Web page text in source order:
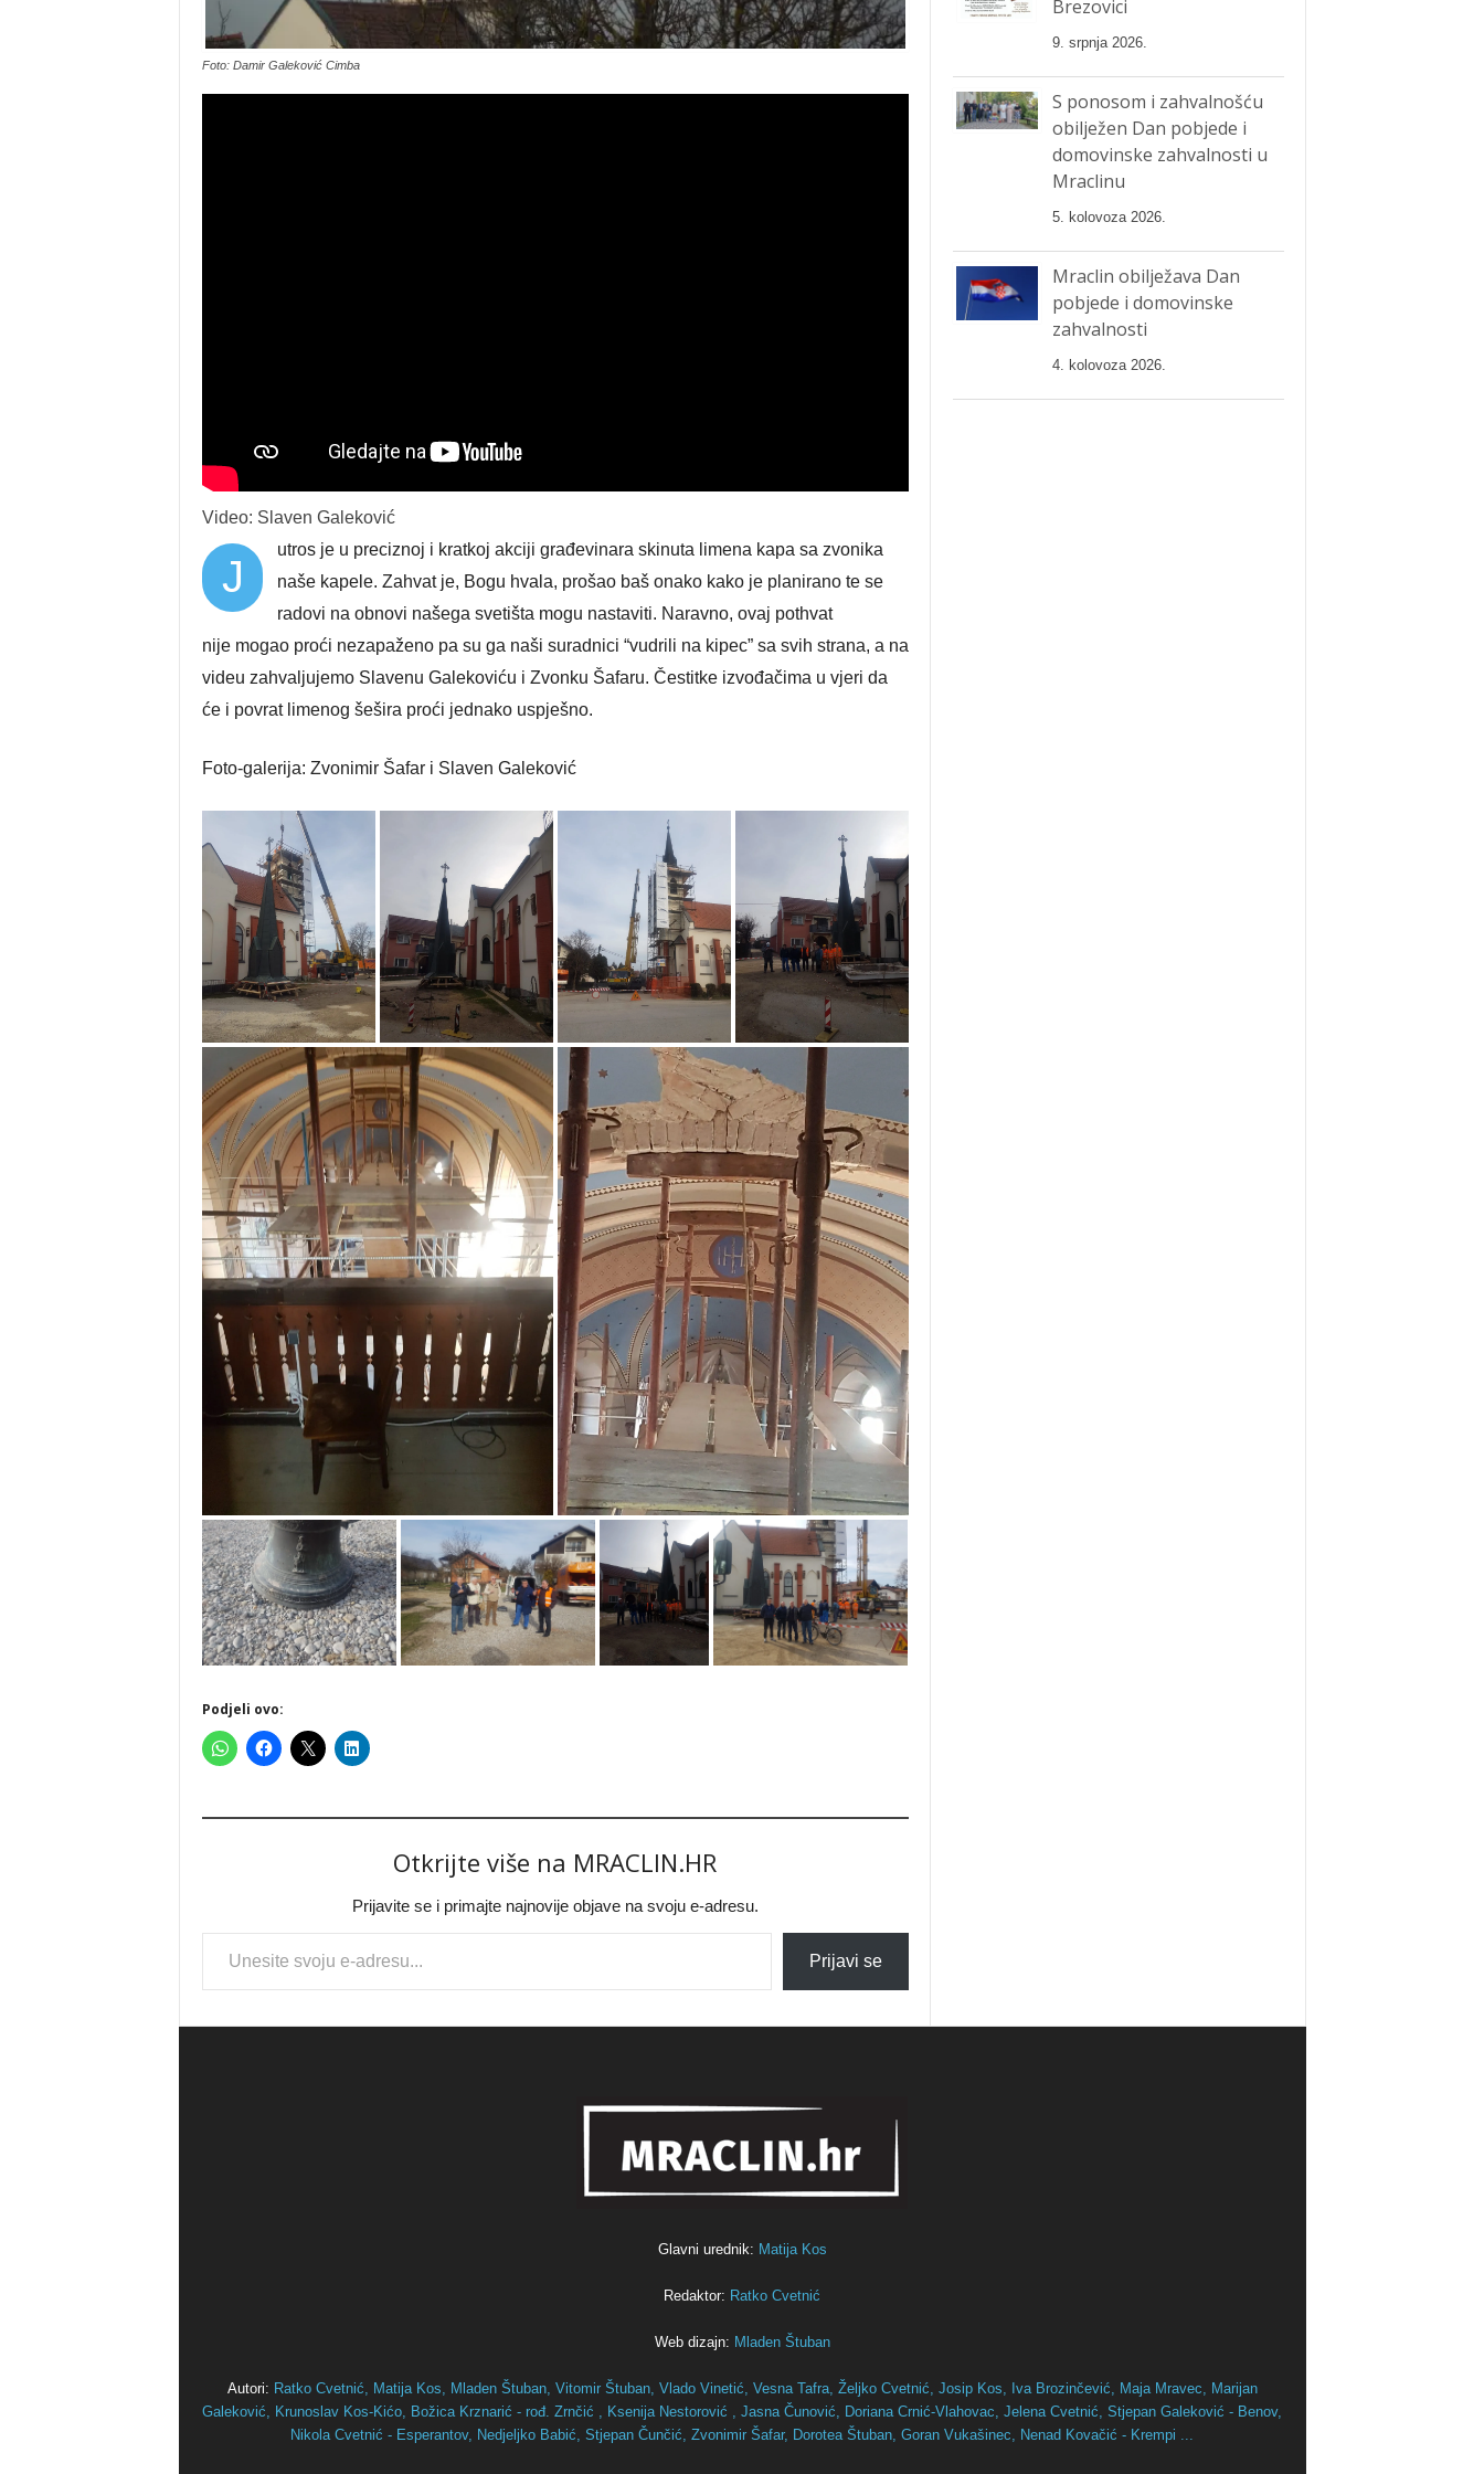
Foto: Damir Galeković Cimba
Video: Slaven Galeković
J
utros je u preciznoj i kratkoj akciji građevinara skinuta limena kapa sa zvonika
naše kapele. Zahvat je, Bogu hvala, prošao baš onako kako je planirano te se
radovi na obnovi našega svetišta mogu nastaviti. Naravno, ovaj pothvat
nije mogao proći nezapaženo pa su ga naši suradnici “vudrili na kipec” sa svih strana, a na
videu zahvaljujemo Slavenu Galekoviću i Zvonku Šafaru. Čestitke izvođačima u vjeri da
će i povrat limenog šešira proći jednako uspješno.
Foto-galerija: Zvonimir Šafar i Slaven Galeković
Podjeli ovo:
Otkrijte više na MRACLIN.HR
Prijavite se i primajte najnovije objave na svoju e-adresu.
Type your email…
Prijavi se
Brezovici
9. srpnja 2026.
S ponosom i zahvalnošću
obilježen Dan pobjede i
domovinske zahvalnosti u
Mraclinu
5. kolovoza 2026.
Mraclin obilježava Dan
pobjede i domovinske
zahvalnosti
4. kolovoza 2026.
Glavni urednik: Matija Kos
Redaktor: Ratko Cvetnić
Web dizajn: Mladen Štuban
Autori: Ratko Cvetnić, Matija Kos, Mladen Štuban, Vitomir Štuban, Vlado Vinetić, Vesna Tafra, Željko Cvetnić, Josip Kos, Iva Brozinčević, Maja Mravec, Marijan
Galeković, Krunoslav Kos-Kićo, Božica Krznarić - rođ. Zrnčić , Ksenija Nestorović , Jasna Čunović, Doriana Crnić-Vlahovac, Jelena Cvetnić, Stjepan Galeković - Benov,
Nikola Cvetnić - Esperantov, Nedjeljko Babić, Stjepan Čunčić, Zvonimir Šafar, Dorotea Štuban, Goran Vukašinec, Nenad Kovačić - Krempi ...